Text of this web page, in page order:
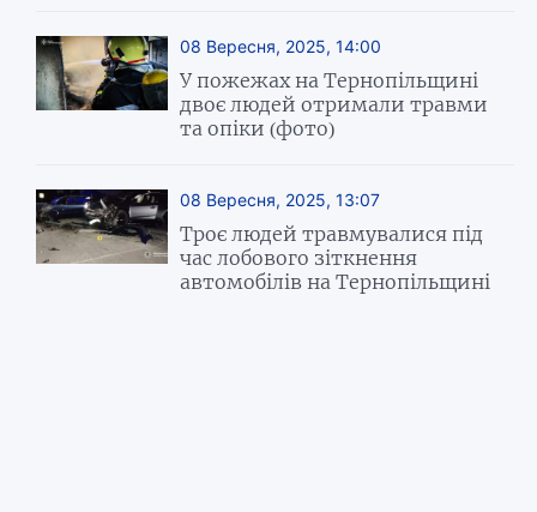
08 Вересня, 2025, 14:00
У пожежах на Тернопільщині
двоє людей отримали травми
та опіки (фото)
08 Вересня, 2025, 13:07
Троє людей травмувалися під
час лобового зіткнення
автомобілів на Тернопільщині